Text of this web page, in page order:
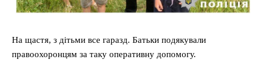
На щастя, з дітьми все гаразд. Батьки подякували
правоохоронцям за таку оперативну допомогу.